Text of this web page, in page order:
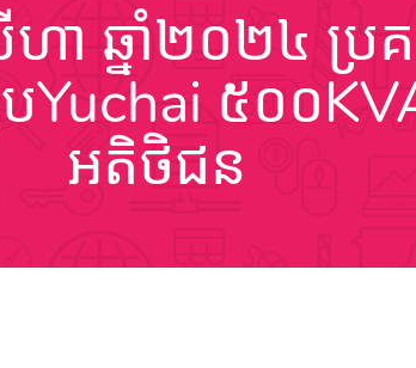
ហា ឆ្នាំ២០២៤ ប្
បYuchai ៥០០
អតិថិជន